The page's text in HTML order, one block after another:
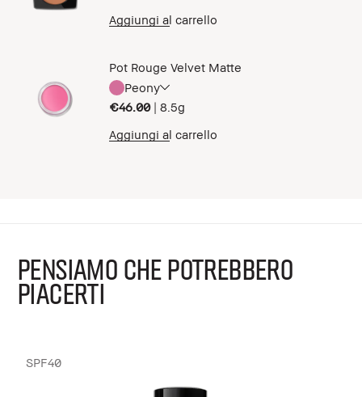
Aggiungi al carrello
Pot Rouge Velvet Matte
Peony
€46.00 | 8.5g
Aggiungi al carrello
PENSIAMO CHE POTREBBERO
PIACERTI
SPF40